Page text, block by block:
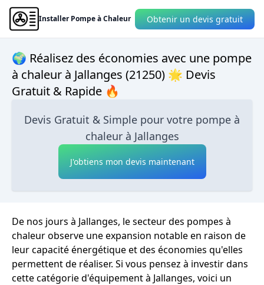
Installer Pompe à Chaleur Obtenir un devis gratuit
🌍 Réalisez des économies avec une pompe
à chaleur à Jallanges (21250) 🌟 Devis
Gratuit & Rapide 🔥
Devis Gratuit & Simple pour votre pompe à
chaleur à Jallanges
J'obtiens mon devis maintenant
De nos jours à Jallanges, le secteur des pompes à
chaleur observe une expansion notable en raison de
leur capacité énergétique et des économies qu'elles
permettent de réaliser. Si vous pensez à investir dans
cette catégorie d'équipement à Jallanges, voici un